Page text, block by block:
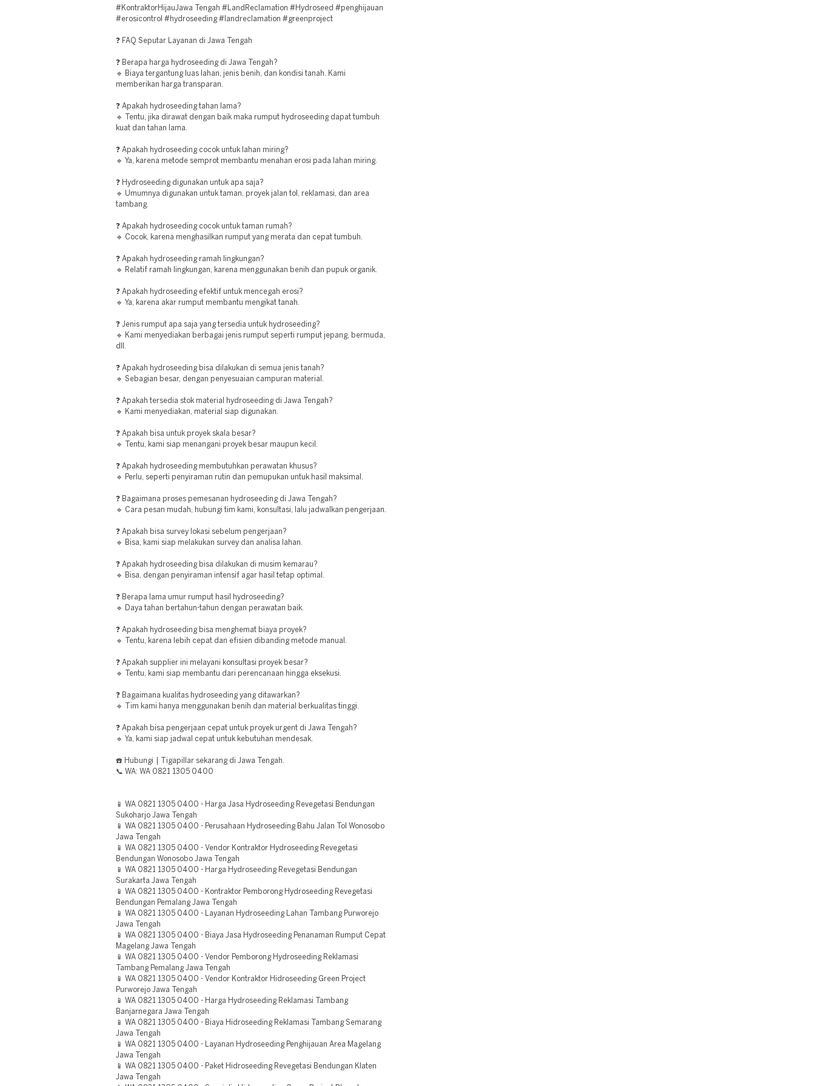
#KontraktorHijauJawa Tengah #LandReclamation #Hydroseed #penghijauan
#erosicontrol #hydroseeding #landreclamation #greenproject
❓ FAQ Seputar Layanan di Jawa Tengah
❓ Berapa harga hydroseeding di Jawa Tengah?
🔹 Biaya tergantung luas lahan, jenis benih, dan kondisi tanah. Kami
memberikan harga transparan.
❓ Apakah hydroseeding tahan lama?
🔹 Tentu, jika dirawat dengan baik maka rumput hydroseeding dapat tumbuh
kuat dan tahan lama.
❓ Apakah hydroseeding cocok untuk lahan miring?
🔹 Ya, karena metode semprot membantu menahan erosi pada lahan miring.
❓ Hydroseeding digunakan untuk apa saja?
🔹 Umumnya digunakan untuk taman, proyek jalan tol, reklamasi, dan area
tambang.
❓ Apakah hydroseeding cocok untuk taman rumah?
🔹 Cocok, karena menghasilkan rumput yang merata dan cepat tumbuh.
❓ Apakah hydroseeding ramah lingkungan?
🔹 Relatif ramah lingkungan, karena menggunakan benih dan pupuk organik.
❓ Apakah hydroseeding efektif untuk mencegah erosi?
🔹 Ya, karena akar rumput membantu mengikat tanah.
❓ Jenis rumput apa saja yang tersedia untuk hydroseeding?
🔹 Kami menyediakan berbagai jenis rumput seperti rumput jepang, bermuda,
dll.
❓ Apakah hydroseeding bisa dilakukan di semua jenis tanah?
🔹 Sebagian besar, dengan penyesuaian campuran material.
❓ Apakah tersedia stok material hydroseeding di Jawa Tengah?
🔹 Kami menyediakan, material siap digunakan.
❓ Apakah bisa untuk proyek skala besar?
🔹 Tentu, kami siap menangani proyek besar maupun kecil.
❓ Apakah hydroseeding membutuhkan perawatan khusus?
🔹 Perlu, seperti penyiraman rutin dan pemupukan untuk hasil maksimal.
❓ Bagaimana proses pemesanan hydroseeding di Jawa Tengah?
🔹 Cara pesan mudah, hubungi tim kami, konsultasi, lalu jadwalkan pengerjaan.
❓ Apakah bisa survey lokasi sebelum pengerjaan?
🔹 Bisa, kami siap melakukan survey dan analisa lahan.
❓ Apakah hydroseeding bisa dilakukan di musim kemarau?
🔹 Bisa, dengan penyiraman intensif agar hasil tetap optimal.
❓ Berapa lama umur rumput hasil hydroseeding?
🔹 Daya tahan bertahun-tahun dengan perawatan baik.
❓ Apakah hydroseeding bisa menghemat biaya proyek?
🔹 Tentu, karena lebih cepat dan efisien dibanding metode manual.
❓ Apakah supplier ini melayani konsultasi proyek besar?
🔹 Tentu, kami siap membantu dari perencanaan hingga eksekusi.
❓ Bagaimana kualitas hydroseeding yang ditawarkan?
🔹 Tim kami hanya menggunakan benih dan material berkualitas tinggi.
❓ Apakah bisa pengerjaan cepat untuk proyek urgent di Jawa Tengah?
🔹 Ya, kami siap jadwal cepat untuk kebutuhan mendesak.
☎️ Hubungi | Tigapillar sekarang di Jawa Tengah.
📞 WA: WA 0821 1305 0400
📱 WA 0821 1305 0400 - Harga Jasa Hydroseeding Revegetasi Bendungan
Sukoharjo Jawa Tengah
📱 WA 0821 1305 0400 - Perusahaan Hydroseeding Bahu Jalan Tol Wonosobo
Jawa Tengah
📱 WA 0821 1305 0400 - Vendor Kontraktor Hydroseeding Revegetasi
Bendungan Wonosobo Jawa Tengah
📱 WA 0821 1305 0400 - Harga Hydroseeding Revegetasi Bendungan
Surakarta Jawa Tengah
📱 WA 0821 1305 0400 - Kontraktor Pemborong Hydroseeding Revegetasi
Bendungan Pemalang Jawa Tengah
📱 WA 0821 1305 0400 - Layanan Hydroseeding Lahan Tambang Purworejo
Jawa Tengah
📱 WA 0821 1305 0400 - Biaya Jasa Hydroseeding Penanaman Rumput Cepat
Magelang Jawa Tengah
📱 WA 0821 1305 0400 - Vendor Pemborong Hydroseeding Reklamasi
Tambang Pemalang Jawa Tengah
📱 WA 0821 1305 0400 - Vendor Kontraktor Hidroseeding Green Project
Purworejo Jawa Tengah
📱 WA 0821 1305 0400 - Harga Hydroseeding Reklamasi Tambang
Banjarnegara Jawa Tengah
📱 WA 0821 1305 0400 - Biaya Hidroseeding Reklamasi Tambang Semarang
Jawa Tengah
📱 WA 0821 1305 0400 - Layanan Hydroseeding Penghijauan Area Magelang
Jawa Tengah
📱 WA 0821 1305 0400 - Paket Hidroseeding Revegetasi Bendungan Klaten
Jawa Tengah